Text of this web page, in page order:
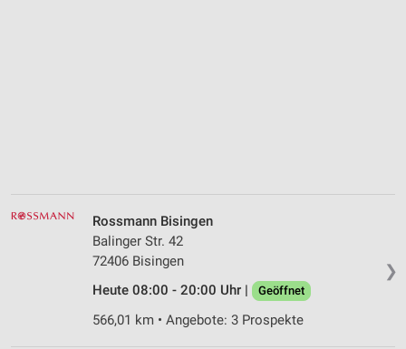
❯
Rossmann Bisingen
Balinger Str. 42
72406 Bisingen
Heute 08:00 - 20:00 Uhr |
Geöffnet
566,01 km • Angebote: 3 Prospekte